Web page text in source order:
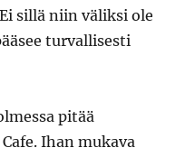
sillä niin väliksi ole
turvallisesti
pitää
Ihan mukava